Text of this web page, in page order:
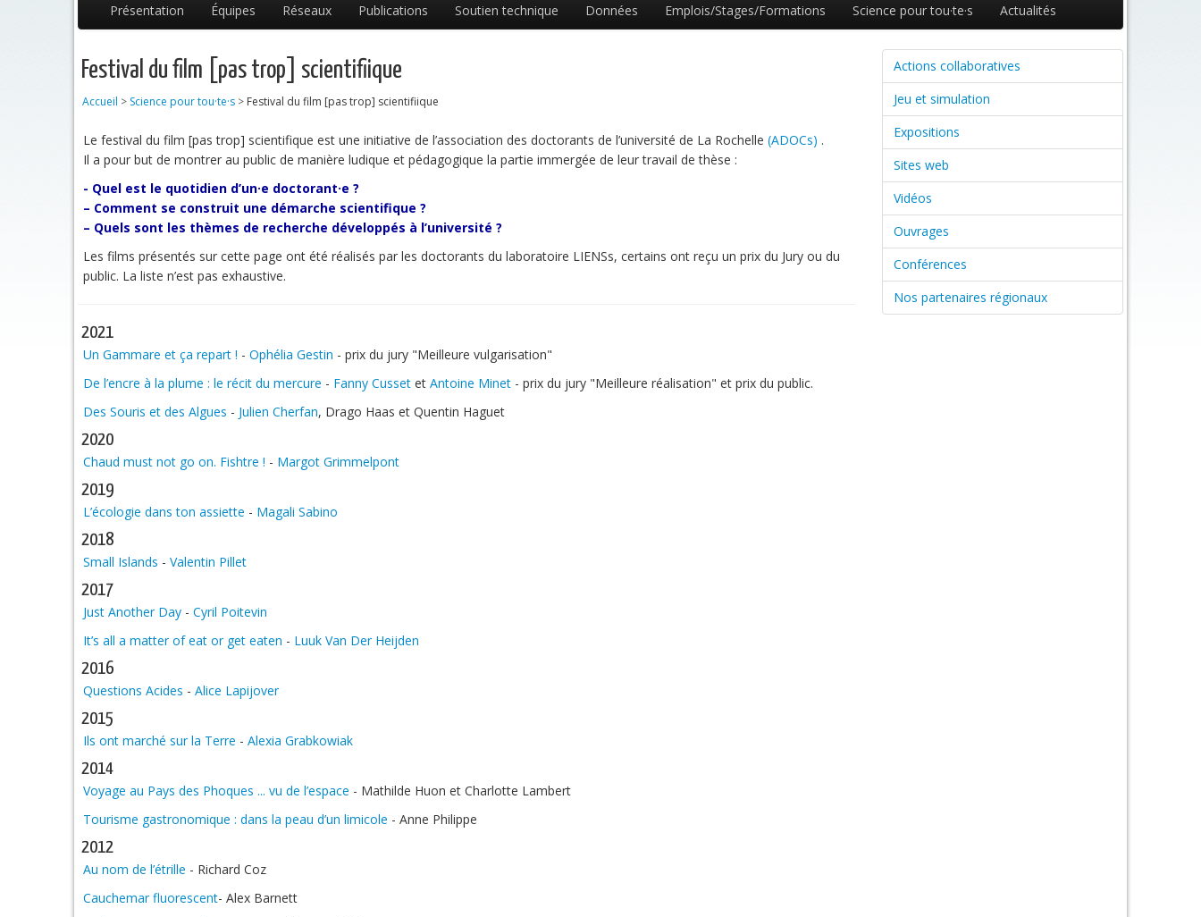
Présentation Équipes Réseaux Publications Soutien technique Données Emplois/Stages/Formations Science pour tou·te·s Actualités
Festival du film [pas trop] scientifiique
Accueil > Science pour tou·te·s > Festival du film [pas trop] scientifiique
Le festival du film [pas trop] scientifique est une initiative de l’association des doctorants de l’université de La Rochelle (ADOCs) .
Il a pour but de montrer au public de manière ludique et pédagogique la partie immergée de leur travail de thèse :
- Quel est le quotidien d’un·e doctorant·e ?
– Comment se construit une démarche scientifique ?
– Quels sont les thèmes de recherche développés à l’université ?
Les films présentés sur cette page ont été réalisés par les doctorants du laboratoire LIENSs, certains ont reçu un prix du Jury ou du
public. La liste n’est pas exhaustive.
2021
Un Gammare et ça repart ! - Ophélia Gestin - prix du jury "Meilleure vulgarisation"
De l’encre à la plume : le récit du mercure - Fanny Cusset et Antoine Minet - prix du jury "Meilleure réalisation" et prix du public.
Des Souris et des Algues - Julien Cherfan, Drago Haas et Quentin Haguet
2020
Chaud must not go on. Fishtre ! - Margot Grimmelpont
2019
L’écologie dans ton assiette - Magali Sabino
2018
Small Islands - Valentin Pillet
2017
Just Another Day - Cyril Poitevin
It’s all a matter of eat or get eaten - Luuk Van Der Heijden
2016
Questions Acides - Alice Lapijover
2015
Ils ont marché sur la Terre - Alexia Grabkowiak
2014
Voyage au Pays des Phoques ... vu de l’espace - Mathilde Huon et Charlotte Lambert
Tourisme gastronomique : dans la peau d’un limicole - Anne Philippe
2012
Au nom de l’étrille - Richard Coz
Cauchemar fluorescent- Alex Barnett
Actions collaboratives
Jeu et simulation
Expositions
Sites web
Vidéos
Ouvrages
Conférences
Nos partenaires régionaux